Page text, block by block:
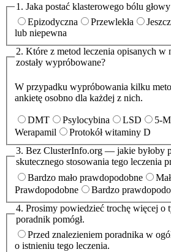
1. Jaka postać klasterowego bólu
Epizodyczna
Przewlekła
lub niepewna
2. Które z metod leczenia opisanych w
zostały wypróbowane?
W przypadku wypróbowania kilku
ankietę osobno dla każdej z nich.
DMT Psylocybina LSD 5-
Werapamil
Protokół witaminy D
3. Bez ClusterInfo.org — jakie byłoby
skutecznego stosowania tego leczenia
Bardzo mało prawdopodobne
Prawdopodobne
Bardzo
4. Prosimy powiedzieć trochę więcej o
poradnik pomógł.
Przed znalezieniem poradnika w
o istnieniu tego leczenia.